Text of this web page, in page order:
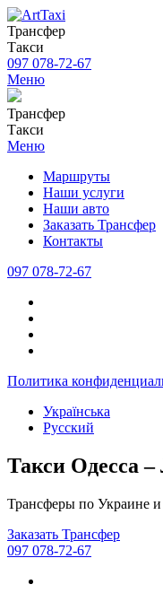
Трансфер
Такси
097 078-72-67
Меню
Трансфер
Такси
Меню
Маршруты
Наши услуги
Наши авто
Заказать Трансфер
Контакты
097 078-72-67
Политика
Українська
Русский
Такси Одесса –
Трансферы по Украине
Заказать Трансфер
097 078-72-67